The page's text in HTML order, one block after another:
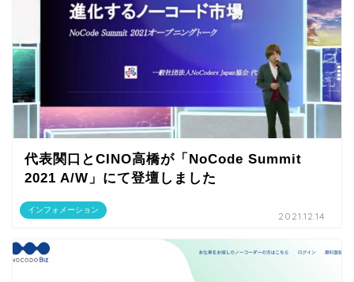
インフォメーション
代表関口とCINO高橋が「NoCode Summit
2021 A/W」にて登壇しました
2021.12.14